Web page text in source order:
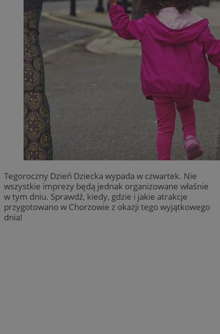
Tegoroczny Dzień Dziecka wypada w czwartek. Nie
wszystkie imprezy będą jednak organizowane właśnie
w tym dniu. Sprawdź, kiedy, gdzie i jakie atrakcje
przygotowano w Chorzowie z okazji tego wyjątkowego
dnia!